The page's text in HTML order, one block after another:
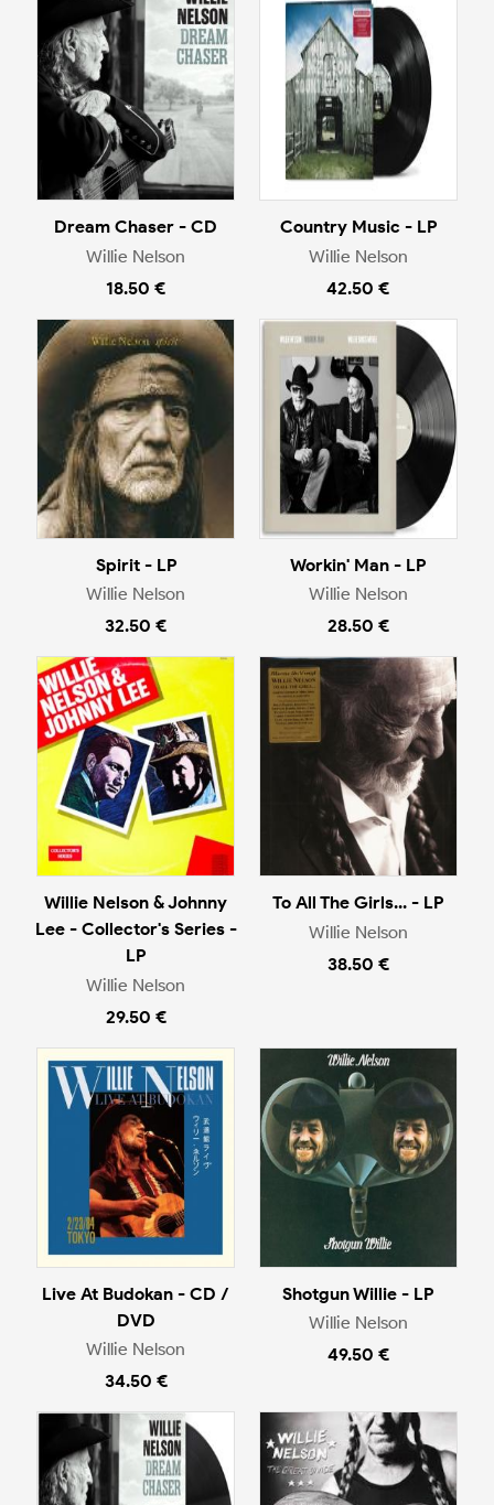
Dream Chaser - CD
Willie Nelson
18.50 €
Country Music - LP
Willie Nelson
42.50 €
Spirit - LP
Willie Nelson
32.50 €
Workin' Man - LP
Willie Nelson
28.50 €
Willie Nelson & Johnny
Lee - Collector's Series -
LP
Willie Nelson
29.50 €
To All The Girls... - LP
Willie Nelson
38.50 €
Live At Budokan - CD /
DVD
Willie Nelson
34.50 €
Shotgun Willie - LP
Willie Nelson
49.50 €